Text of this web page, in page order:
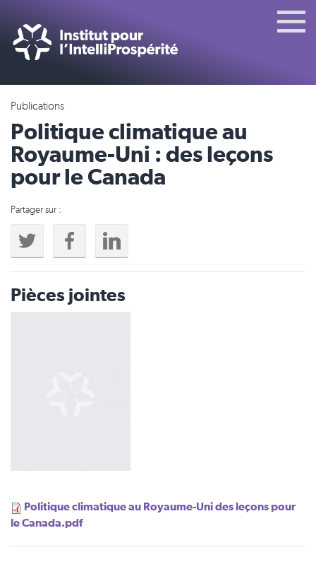
Publications
Politique climatique au
Royaume-Uni : des leçons
pour le Canada
Partager sur :
Pièces jointes
Politique climatique au Royaume-Uni des leçons pour
le Canada.pdf